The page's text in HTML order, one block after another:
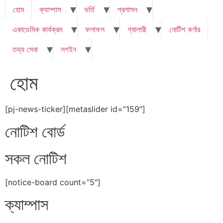
হোম ক্যাম্পাস ভর্তি
প্রশাসন
একাডেমিক কার্যক্রম
ফলাফল গ্যালারী
নোটিশ কর্ণার
তথ্য সেবা
লগইন
হোম
[pj-news-ticker][metaslider id=”159″]
নোটিশ বোর্ড
সকল নোটিশ
[notice-board count=”5″]
ক্যাম্পাস